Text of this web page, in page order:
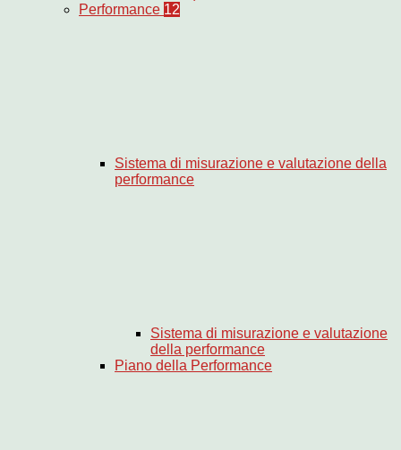
Performance 12
Sistema di misurazione e valutazione della
performance
Sistema di misurazione e valutazione
della performance
Piano della Performance